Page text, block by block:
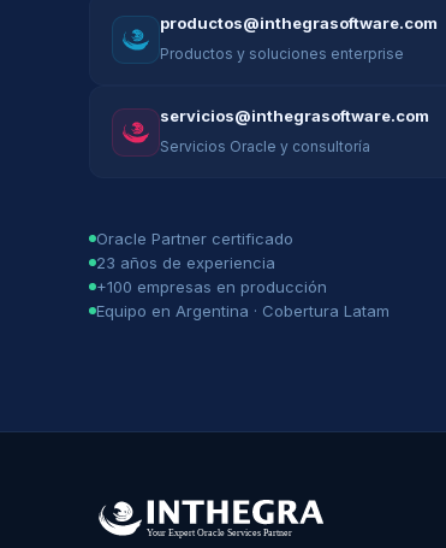
productos@inthegrasoftware.com
Productos y soluciones enterprise
servicios@inthegrasoftware.com
Servicios Oracle y consultoría
Oracle Partner certificado
23 años de experiencia
+100 empresas en producción
Equipo en Argentina · Cobertura Latam